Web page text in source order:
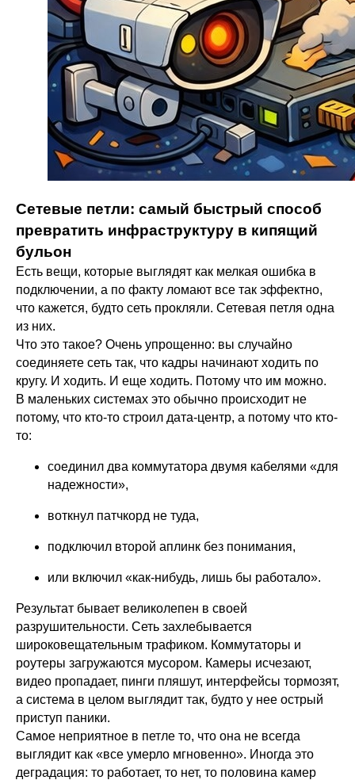
Сетевые петли: самый быстрый способ
превратить инфраструктуру в кипящий
бульон
Есть вещи, которые выглядят как мелкая ошибка в
подключении, а по факту ломают все так эффектно,
что кажется, будто сеть прокляли. Сетевая петля одна
из них.
Что это такое? Очень упрощенно: вы случайно
соединяете сеть так, что кадры начинают ходить по
кругу. И ходить. И еще ходить. Потому что им можно.
В маленьких системах это обычно происходит не
потому, что кто-то строил дата-центр, а потому что кто-
то:
соединил два коммутатора двумя кабелями «для
надежности»,
воткнул патчкорд не туда,
подключил второй аплинк без понимания,
или включил «как-нибудь, лишь бы работало».
Результат бывает великолепен в своей
разрушительности. Сеть захлебывается
широковещательным трафиком. Коммутаторы и
роутеры загружаются мусором. Камеры исчезают,
видео пропадает, пинги пляшут, интерфейсы тормозят,
а система в целом выглядит так, будто у нее острый
приступ паники.
Самое неприятное в петле то, что она не всегда
выглядит как «все умерло мгновенно». Иногда это
деградация: то работает, то нет, то половина камер